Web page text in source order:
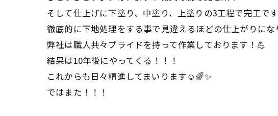
そして仕上げに下塗り、中塗り、上塗りの3工程で完工で
徹底的に下地処理をする事で見違えるほどの仕上がりにな
弊社は職人共々プライドを持って作業しております！💪
結果は10年後にやってくる！！！
これからも日々精進してまいります☺️🌈✨
ではまた！！！